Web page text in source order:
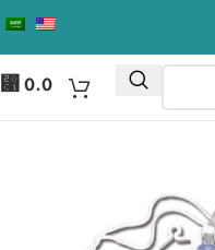
⃁ 0.0